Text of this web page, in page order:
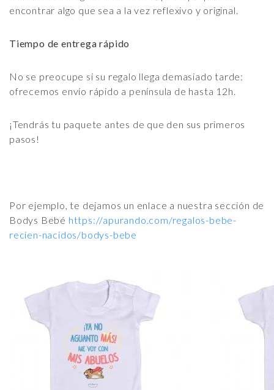
encontrar algo que sea a la vez reflexivo y original.
Tiempo de entrega rápido
No se preocupe si su regalo llega demasiado tarde:
ofrecemos envío rápido a península de hasta 12h.
¡Tendrás tu paquete antes de que den sus primeros
pasos!
Por ejemplo, te dejamos un enlace a nuestra sección de
Bodys Bebé https://apurando.com/regalos-bebe-
recien-nacidos/bodys-bebe